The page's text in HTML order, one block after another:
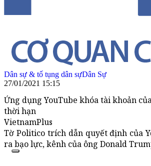
Dân sự & tố tụng dân sựDân Sự
27/01/2021 15:15
Ứng dụng YouTube khóa tài khoản
thời hạn
VietnamPlus
Tờ Politico trích dẫn quyết định của
ra bạo lực, kênh của ông Donald